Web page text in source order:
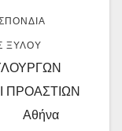
ΞΎΛΟΥ
ΠΡΟΑΣΤΙΩΝ